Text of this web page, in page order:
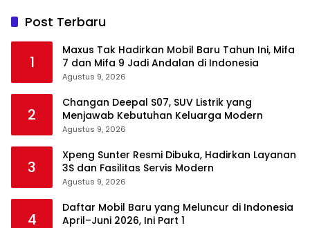
Post Terbaru
1
Maxus Tak Hadirkan Mobil Baru Tahun Ini, Mifa
7 dan Mifa 9 Jadi Andalan di Indonesia
Agustus 9, 2026
2
Changan Deepal S07, SUV Listrik yang
Menjawab Kebutuhan Keluarga Modern
Agustus 9, 2026
3
Xpeng Sunter Resmi Dibuka, Hadirkan Layanan
3S dan Fasilitas Servis Modern
Agustus 9, 2026
4
Daftar Mobil Baru yang Meluncur di Indonesia
April–Juni 2026, Ini Part 1